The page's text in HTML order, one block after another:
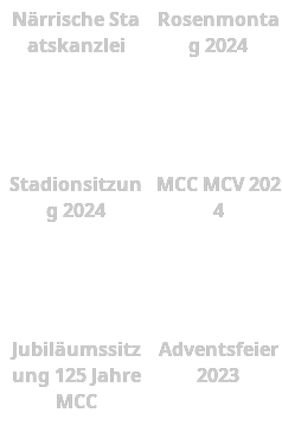
Närrische Sta
atskanzlei
Rosenmonta
g 2024
Stadionsitzun
g 2024
MCC MCV 202
4
Jubiläumssitz
ung 125 Jahre
MCC
Adventsfeier
2023